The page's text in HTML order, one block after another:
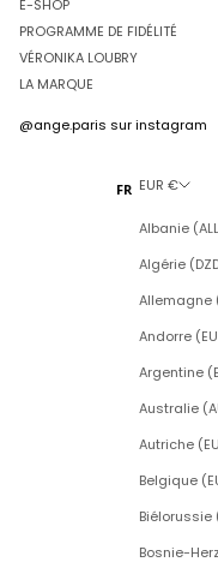
E-SHOP
PROGRAMME DE FIDÉLITÉ
VÉRONIKA LOUBRY
LA MARQUE
@ange.paris sur instagram
FR EUR €
Albanie
Allemagne
Andorre
Argentine
Australie
Autriche
Belgique
Biélorussie
Bosnie-